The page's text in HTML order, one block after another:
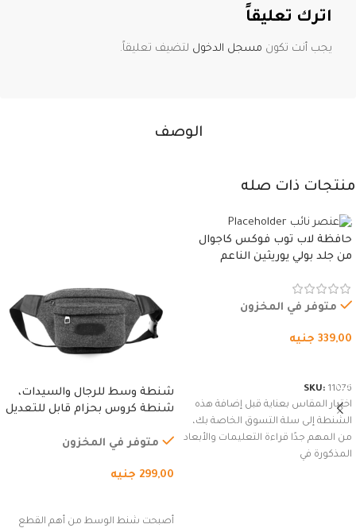
الوصف
اترك تعليقاً
يجب أنت تكون مسجل الدخول لتضيف تعليقاً.
منتجات ذات صله
حافظة لاب توب فوكس كاجوال
من جلد بولي يوريثين الناعم
وسوستة.
متوفر في المخزون
339,00 جنيه
SKU: 11076
اختيار المقاس بعناية قبل إضافة هذه
الشنطة إلى سلة التسوق الخاصة بك،
من المهم جدًا قراءة التعليمات والأبعاد
المذكورة في
شنطة وسط للرجال والسيدات،
شنطة كروس بحزام قابل للتعديل
السفر، الجري العادي، المشي
(رمادي)
متوفر في المخزون
299,00 جنيه
أصبحت شنط الوسط من أهم القطع